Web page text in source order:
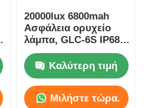
20000lux 6800mah
Ασφάλεια ορυχείο
λάμπα, GLC-6S IP68
LED ορυχείο λάμπα
κράνοςΚαλύτερη τιμή
Μιλήστε τώρα.